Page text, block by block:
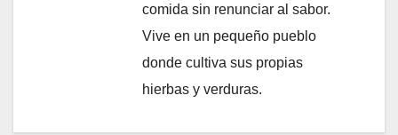
comida sin renunciar al sabor.
Vive en un pequeño pueblo
donde cultiva sus propias
hierbas y verduras.